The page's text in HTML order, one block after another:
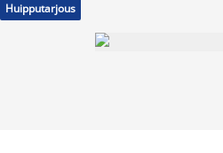
Huipputarjous